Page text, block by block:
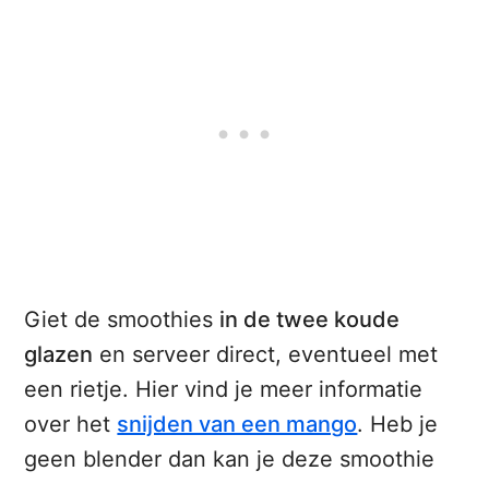
Giet de smoothies in de twee koude
glazen en serveer direct, eventueel met
een rietje. Hier vind je meer informatie
over het snijden van een mango. Heb je
geen blender dan kan je deze smoothie